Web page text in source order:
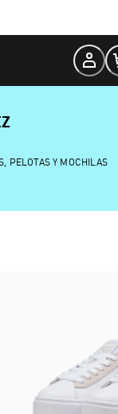
PELOTAS Y MOCHILAS